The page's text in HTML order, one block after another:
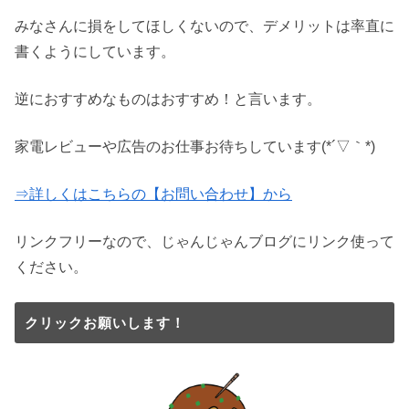
みなさんに損をしてほしくないので、デメリットは率直に
書くようにしています。
逆におすすめなものはおすすめ！と言います。
家電レビューや広告のお仕事お待ちしています(*´▽｀*)
⇒詳しくはこちらの【お問い合わせ】から
リンクフリーなので、じゃんじゃんブログにリンク使って
ください。
クリックお願いします！